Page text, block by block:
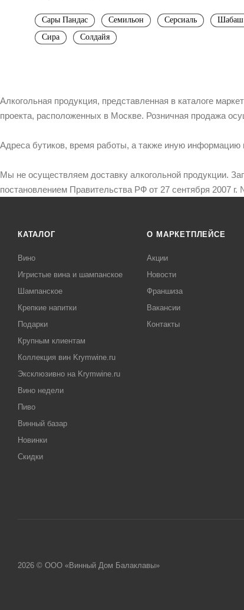
Сары Пандас Семильон Серсиаль Шабаш
Сира
Солдайя
Алкогольная продукция, представленная в каталоге
проекта, расположенных в Москве. Розничная продажа
Адреса бутиков, время работы, а также иную информацию
Мы не осуществляем доставку алкогольной продукции.
постановлением Правительства РФ от 27 сентября 2007 г.
КАТАЛОГ
Вино
Игристые вина и шампанское
Шампанское
Крепкие напитки
Подарки
Крупным клиентам
Коллекция вин Krymwine.ru
Эксклюзивно на Krymwine.ru
Вино недели
Пиво
Винный базар
Новинки
Скидки
О МАРКЕТПЛЕЙСЕ
Акции
Новости
Франшиза
Вакансии
Контакты
2026 © ООО «Винный Дом Балаклавы»